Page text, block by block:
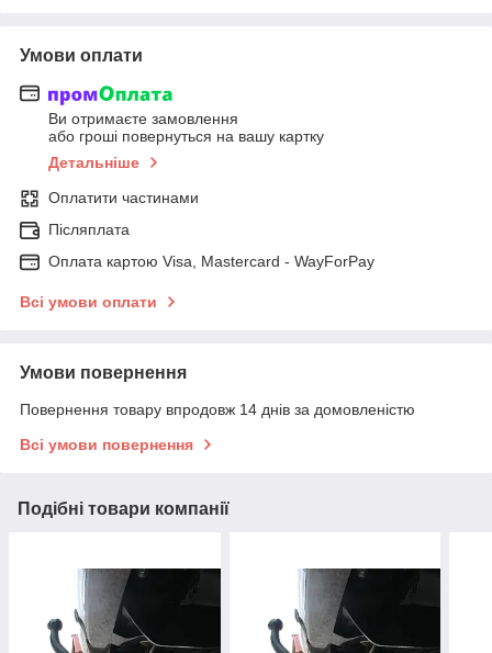
Умови оплати
Ви отримаєте замовлення
або гроші повернуться на вашу картку
Детальніше
Оплатити частинами
Післяплата
Оплата картою Visa, Mastercard - WayForPay
Всі умови оплати
Умови повернення
Повернення товару впродовж 14 днів за домовленістю
Всі умови повернення
Подібні товари компанії